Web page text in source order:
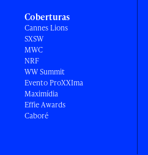
Coberturas
Cannes Lions
SXSW
MWC
NRF
WW Summit
Evento ProXXIma
Maximídia
Effie Awards
Caboré